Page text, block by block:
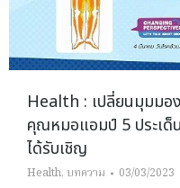
Health : เปลี่ยนมุมมอ
คุณหมอแอมป์ 5 ประเด็
ได้รับเชิญ
Health, บทความ 03/03/2023